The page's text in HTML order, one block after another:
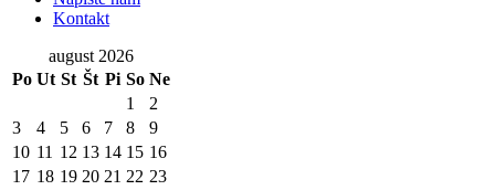
Kontakt
august 2026
Po Ut St Št Pi So Ne
1
2
3
4 5 6 7 8
9
10 11 12 13 14 15 16
17 18 19 20 21 22 23